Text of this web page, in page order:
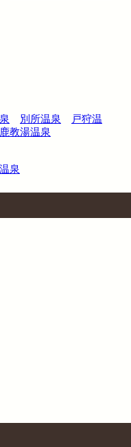
別所温泉
戸狩温
鹿教湯温泉
泉